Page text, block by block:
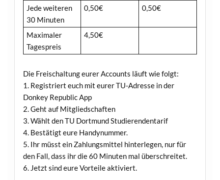
Jede weiteren
30 Minuten
0,50€ 0,50€
Maximaler
Tagespreis
4,50€
Die Freischaltung eurer Accounts läuft wie folgt:
1. Registriert euch mit eurer TU-Adresse in der
Donkey Republic App
2. Geht auf Mitgliedschaften
3. Wählt den TU Dortmund Studierendentarif
4. Bestätigt eure Handynummer.
5. Ihr müsst ein Zahlungsmittel hinterlegen, nur für
den Fall, dass ihr die 60 Minuten mal überschreitet.
6. Jetzt sind eure Vorteile aktiviert.